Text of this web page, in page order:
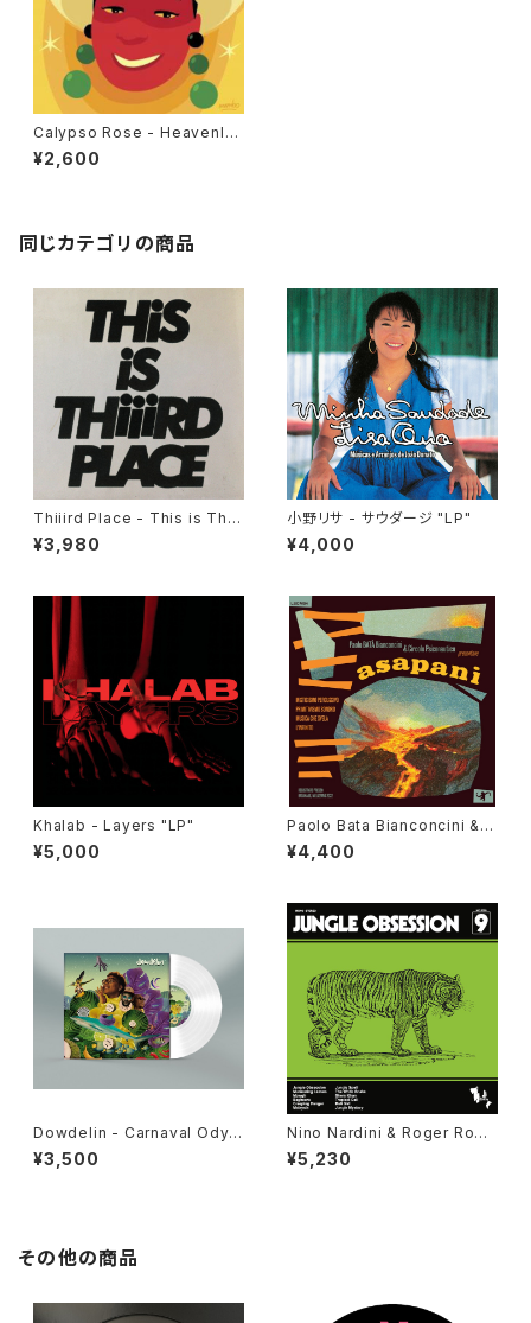
Calypso Rose - Heavenly
Sweetness Loves Calypso
Rose "12"
¥2,600
同じカテゴリの商品
Thiiird Place - This is Thiii
rd Place "LP"
¥3,980
小野リサ - サウダージ "LP"
¥4,000
Khalab - Layers "LP"
¥5,000
Paolo Bata Bianconcini & C
ircolo Psiconautico - Asap
ani "LP"
¥4,400
Dowdelin - Carnaval Odys
sey "LP"
¥3,500
Nino Nardini & Roger Roge
r - Jungle Obsession "LP"
¥5,230
その他の商品